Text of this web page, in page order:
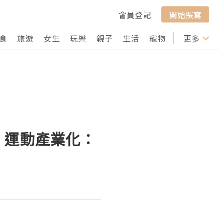
會員登記
開始撰寫
旅遊 女生 玩樂 親子 生活 寵物 行山 打卡
更多
動產業化：